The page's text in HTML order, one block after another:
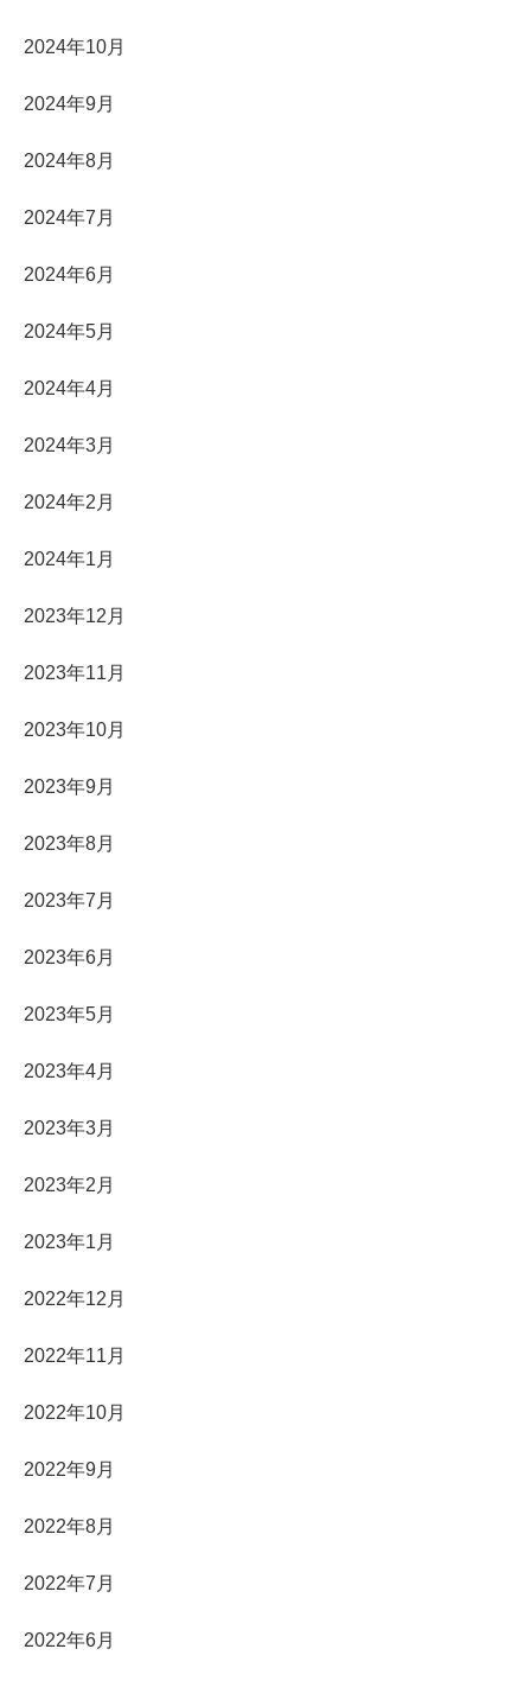
2024年10月
2024年9月
2024年8月
2024年7月
2024年6月
2024年5月
2024年4月
2024年3月
2024年2月
2024年1月
2023年12月
2023年11月
2023年10月
2023年9月
2023年8月
2023年7月
2023年6月
2023年5月
2023年4月
2023年3月
2023年2月
2023年1月
2022年12月
2022年11月
2022年10月
2022年9月
2022年8月
2022年7月
2022年6月